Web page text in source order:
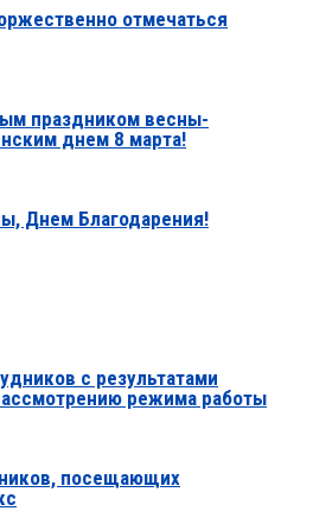
отмечаться
праздником весны-
днем 8 марта!
Днем Благодарения!
с результатами
режима работы
посещающих